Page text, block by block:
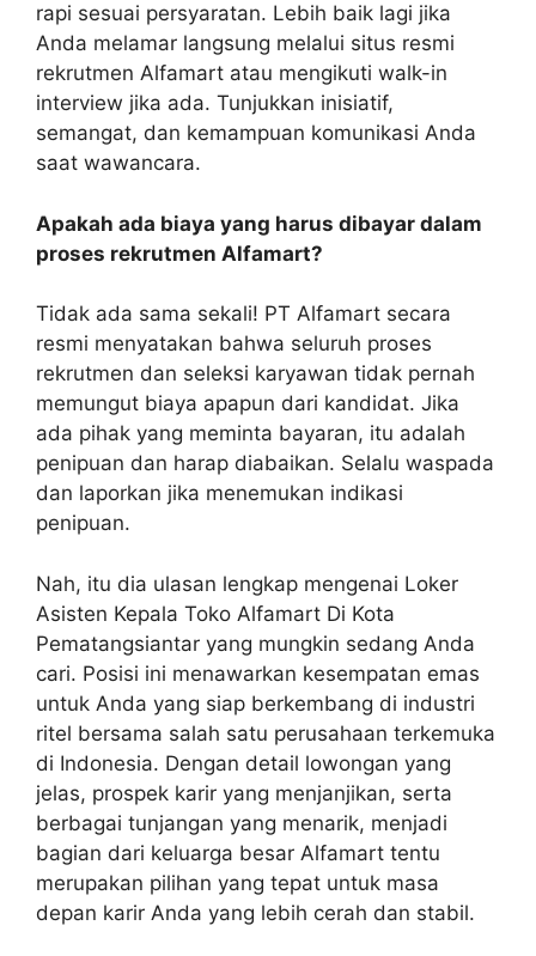
rapi sesuai persyaratan. Lebih baik lagi jika
Anda melamar langsung melalui situs resmi
rekrutmen Alfamart atau mengikuti walk-in
interview jika ada. Tunjukkan inisiatif,
semangat, dan kemampuan komunikasi Anda
saat wawancara.
Apakah ada biaya yang harus dibayar dalam
proses rekrutmen Alfamart?
Tidak ada sama sekali! PT Alfamart secara
resmi menyatakan bahwa seluruh proses
rekrutmen dan seleksi karyawan tidak pernah
memungut biaya apapun dari kandidat. Jika
ada pihak yang meminta bayaran, itu adalah
penipuan dan harap diabaikan. Selalu waspada
dan laporkan jika menemukan indikasi
penipuan.
Nah, itu dia ulasan lengkap mengenai Loker
Asisten Kepala Toko Alfamart Di Kota
Pematangsiantar yang mungkin sedang Anda
cari. Posisi ini menawarkan kesempatan emas
untuk Anda yang siap berkembang di industri
ritel bersama salah satu perusahaan terkemuka
di Indonesia. Dengan detail lowongan yang
jelas, prospek karir yang menjanjikan, serta
berbagai tunjangan yang menarik, menjadi
bagian dari keluarga besar Alfamart tentu
merupakan pilihan yang tepat untuk masa
depan karir Anda yang lebih cerah dan stabil.